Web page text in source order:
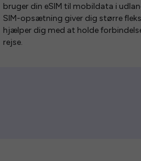
bruger din eSIM til mobildata i
SIM-opsætning giver dig større
hjælper dig med at holde
rejse.